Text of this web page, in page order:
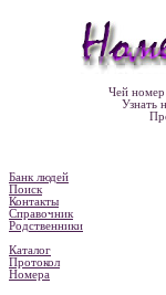
Чей номер
Узнать
Банк людей
Поиск
Контакты
Справочник
Родственники
Каталог
Протокол
Номера